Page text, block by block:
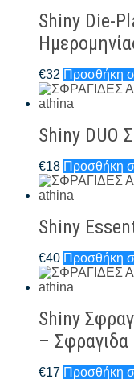
Shiny Die-
€32 Προσθήκη
Shiny DUO
€18 Προσθήκη
Shiny
€40 Προσθήκη
Shiny
– Σφραγιδα
€17 Προσθήκη